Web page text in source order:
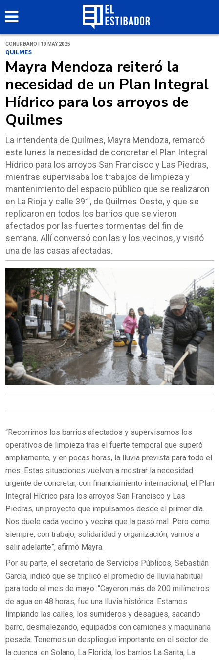
CONURBANO | 19 MAY 2025
QUILMES
Mayra Mendoza reiteró la
necesidad de un Plan Integral
Hídrico para los arroyos de
Quilmes
La intendenta de Quilmes, Mayra Mendoza, remarcó
este lunes la necesidad de concretar el Plan Integral
Hídrico para los arroyos San Francisco y Las Piedras,
mientras supervisaba los trabajos de limpieza y
mantenimiento del espacio público que se realizaron
en La Rioja y calle 391, de Quilmes Oeste, y que se
replicaron en todos los barrios que se vieron
afectados por las fuertes tormentas del fin de
semana. Allí conversó con las y los vecinos, y visitó
una de las casas afectadas.
“Recorrimos los barrios afectados y supervisamos los
operativos de limpieza tras el fuerte temporal que superó
ampliamente, y en pocas horas, la lluvia prevista para todo el
mes. Estas situaciones vuelven a mostrar la necesidad
urgente de concretar, con financiamiento internacional, el Plan
Integral Hídrico para los arroyos San Francisco y Las
Piedras, un proyecto que impulsamos desde el primer día.
Nos duele cada vecino y vecina que la pasó mal. Pero como
siempre, con trabajo, solidaridad y organización, vamos a
salir adelante”, afirmó Mayra.
Por su parte, el secretario de Servicios Públicos, Sebastián
García, indicó que se triplicó el promedio de lluvia habitual
para todo el mes de mayo: “Cayeron más de 200 milímetros
de agua en 48 horas, fue una lluvia histórica. Estamos
limpiando las calles, los sumideros y desagües, sacando
barro, desmalezando, equipados con camiones y maquinaria
pesada. Tenemos un despliegue importante en el sector de
la cuenca: en Solano, La Florida, los barrios La Sarita, La